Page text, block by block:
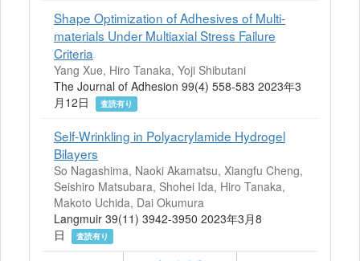
Shape Optimization of Adhesives of Multi-
materials Under Multiaxial Stress Failure
Criteria
Yang Xue, Hiro Tanaka, Yoji Shibutani
The Journal of Adhesion 99(4) 558-583 2023年3
月12日
査読有り
Self-Wrinkling in Polyacrylamide Hydrogel
Bilayers
So Nagashima, Naoki Akamatsu, Xiangfu Cheng,
Seishiro Matsubara, Shohei Ida, Hiro Tanaka,
Makoto Uchida, Dai Okumura
Langmuir 39(11) 3942-3950 2023年3月8
日
査読有り